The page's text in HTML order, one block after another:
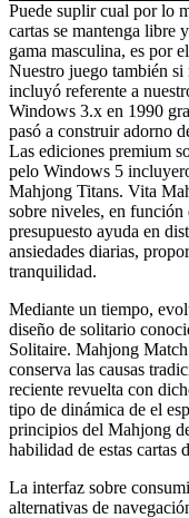
Puede suplir cual por lo
cartas se mantenga libre
gama masculina, es por
Nuestro juego también si
incluyó referente a
Windows 3.x en 1990
pasó a construir adorno
Las ediciones premium
pelo Windows 5
Mahjong Titans. Vita
sobre niveles, en
presupuesto ayuda en
ansiedades diarias,
tranquilidad.
Mediante un tiempo,
diseño de solitario
Solitaire. Mahjong
conserva las causas
reciente revuelta con
tipo de dinámica de el
principios del Mahjong
habilidad de estas cartas
La interfaz sobre
alternativas de